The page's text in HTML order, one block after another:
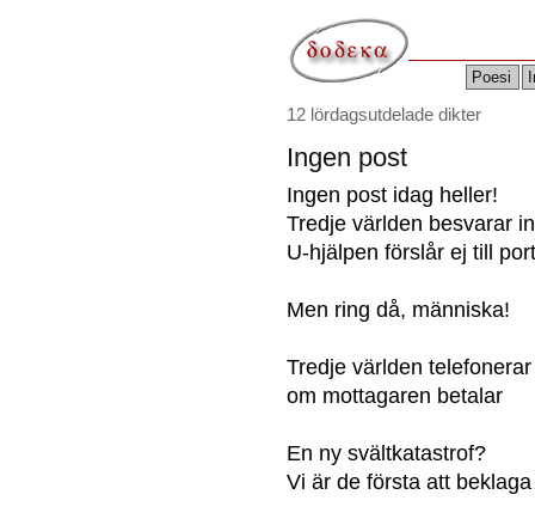
Poesi
12 lördagsutdelade dikter
Ingen post
Ingen post idag heller!
Tredje världen besvarar
U-hjälpen förslår ej till
Men ring då, människa!
Tredje världen
om mottagaren betalar
En ny svältkatastrof?
Vi är de första att beklaga